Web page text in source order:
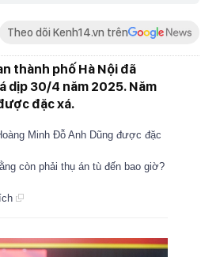
Theo dõi Kenh14.vn trên
thành phố Hà Nội đã
dịp 30/4 năm 2025. Năm
đặc xá.
Minh Đỗ Anh Dũng được đặc
còn phải thụ án tù đến bao giờ?